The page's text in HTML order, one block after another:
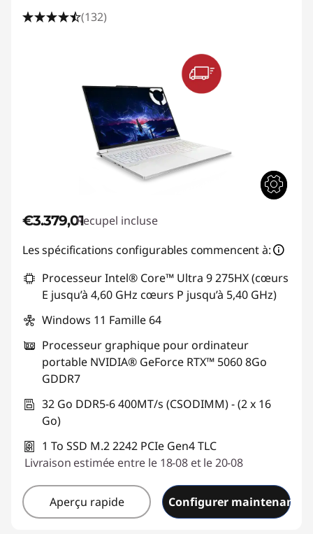
(132)
€3.379,01Recupel incluse
Les spécifications configurables commencent à:
Processeur Intel® Core™ Ultra 9 275HX (cœurs
E jusqu’à 4,60 GHz cœurs P jusqu’à 5,40 GHz)
Windows 11 Famille 64
Processeur graphique pour ordinateur
portable NVIDIA® GeForce RTX™ 5060 8Go
GDDR7
32 Go DDR5-6 400MT/s (CSODIMM) - (2 x 16
Go)
1 To SSD M.2 2242 PCIe Gen4 TLC
Livraison estimée entre le 18-08 et le 20-08
Aperçu rapide Configurer maintenant